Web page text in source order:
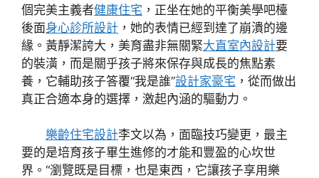
個完美主義者健康住宅 ，正坐在她的平衡美學吧檯
後面身心診所設計 ，她的表情已經到達了崩潰的邊
緣。黃靜潔誇大，美育盡非無關緊大直室內設計要
的裝潢，而是關乎孩子將來保存與成長的焦點素
養，它輔助孩子答覆“我是誰”設計家豪宅 ，從而做出
真正合適本身的選擇，激起內涵的驅動力。
樂齡住宅設計李文以為，面臨技巧變更，最主
要的是培育孩子畢生進修的才能和豐盈的心坎世
界。“瀏覽既是目標，也是東西，它讓孩子享用樂